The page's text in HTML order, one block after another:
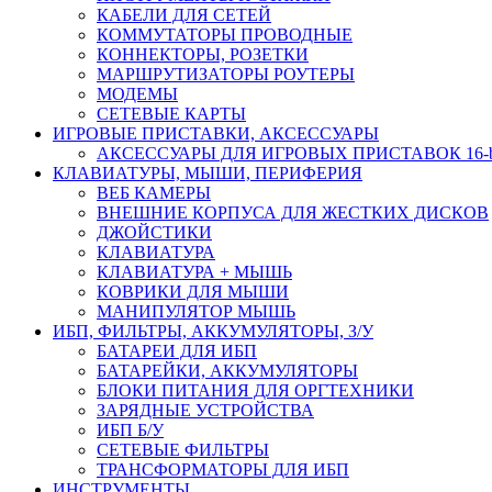
КАБЕЛИ ДЛЯ СЕТЕЙ
КОММУТАТОРЫ ПРОВОДНЫЕ
КОННЕКТОРЫ, РОЗЕТКИ
МАРШРУТИЗАТОРЫ РОУТЕРЫ
МОДЕМЫ
СЕТЕВЫЕ КАРТЫ
ИГРОВЫЕ ПРИСТАВКИ, АКСЕССУАРЫ
АКСЕССУАРЫ ДЛЯ ИГРОВЫХ ПРИСТАВОК 16-
КЛАВИАТУРЫ, МЫШИ, ПЕРИФЕРИЯ
ВЕБ КАМЕРЫ
ВНЕШНИЕ КОРПУСА ДЛЯ ЖЕСТКИХ ДИСКОВ
ДЖОЙСТИКИ
КЛАВИАТУРА
КЛАВИАТУРА + МЫШЬ
КОВРИКИ ДЛЯ МЫШИ
МАНИПУЛЯТОР МЫШЬ
ИБП, ФИЛЬТРЫ, АККУМУЛЯТОРЫ, З/У
БАТАРЕИ ДЛЯ ИБП
БАТАРЕЙКИ, АККУМУЛЯТОРЫ
БЛОКИ ПИТАНИЯ ДЛЯ ОРГТЕХНИКИ
ЗАРЯДНЫЕ УСТРОЙСТВА
ИБП Б/У
СЕТЕВЫЕ ФИЛЬТРЫ
ТРАНСФОРМАТОРЫ ДЛЯ ИБП